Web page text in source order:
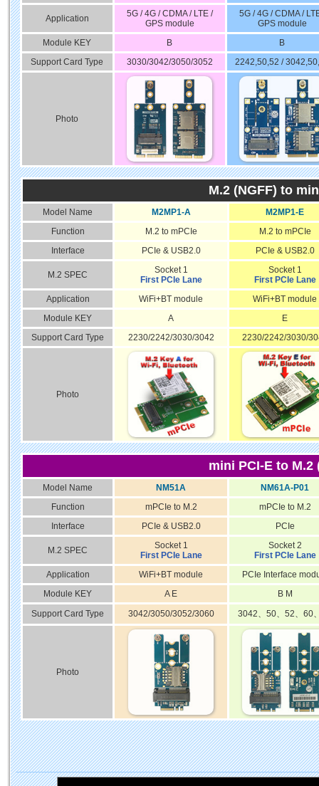
Application
5G / 4G / CDMA / LTE /
GPS module
5G / 4G / CDMA /
GPS module
Module KEY
B
B
Support Card Type
3030/3042/3050/3052 2242,50,52 /
Photo
M.2 (NGFF) to
Model Name M2MP1-A
M2MP1-E
Function
M.2 to mPCIe
M.2 to mPCIe
Interface
PCIe & USB2.0 PCIe & USB2.0
M.2 SPEC
Socket 1
First PCIe Lane
Socket 1
First PCIe Lane
Application
WiFi+BT module
WiFi+BT module
Module KEY
A
E
Support Card Type
2230/2242/3030/3042 2230/2242/3030/
Photo
mini PCI-E to
Model Name NM51A
NM61A-P01
Function
mPCIe to M.2
mPCIe to M.2
Interface
PCIe & USB2.0 PCIe
M.2 SPEC
Socket 1
First PCIe Lane
Socket 2
First PCIe Lane
Application
WiFi+BT module
PCIe Interface
Module KEY
A E
B M
Support Card Type
3042/3050/3052/3060 3042、50、52、60
Photo